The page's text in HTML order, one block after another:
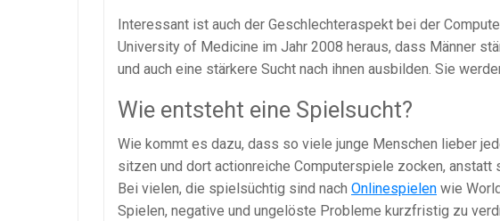
Interessant ist auch der Geschlechteraspekt bei der
University of Medicine im Jahr 2008 heraus, dass Männer
und auch eine stärkere Sucht nach ihnen ausbilden. Sie
Wie entsteht eine Spielsucht?
Wie kommt es dazu, dass so viele junge Menschen lieber
sitzen und dort actionreiche Computerspiele zocken,
Bei vielen, die spielsüchtig sind nach Onlinespielen wie
Spielen, negative und ungelöste Probleme kurzfristig zu